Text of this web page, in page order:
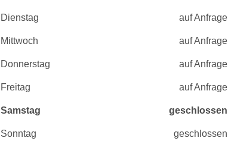
Dienstag auf Anfrage
Mittwoch auf Anfrage
Donnerstag auf Anfrage
Freitag auf Anfrage
Samstag geschlossen
Sonntag geschlossen